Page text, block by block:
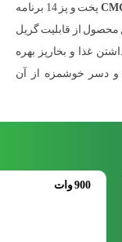
پخت و پز 14 برنامه
محصول از قابلیت گریل
غذا و بخارپز بهره
و دسر خوشمزه از آن
900 وات